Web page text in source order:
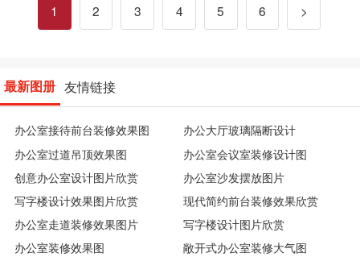
1 2 3 4 5 6 >
最新图册 友情链接
办公室接待前台装修效果图
办公大厅玻璃隔断设计
办公室过道吊顶效果图
办公室会议室装修设计图
创意办公室设计图片欣赏
办公室沙发摆放图片
写字楼设计效果图片欣赏
现代简约前台装修效果欣赏
办公室走道装修效果图片
写字楼设计图片欣赏
办公室装修效果图
敞开式办公室装修大气图